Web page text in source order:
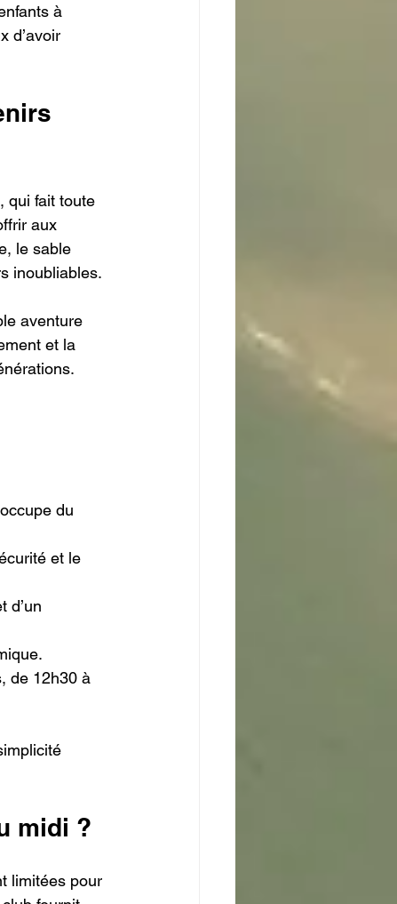
à
d’avoir
qui fait toute
aux
le sable
inoubliables.
aventure
et la
du
et le
d’un
de 12h30 à
midi ?
limitées pour